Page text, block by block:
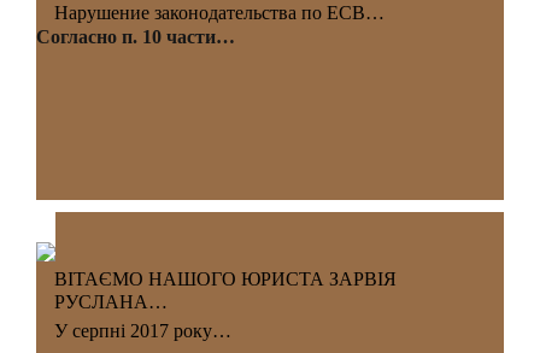
Нарушение законодательства по ЕСВ…
Согласно п. 10 части…
ВІТАЄМО НАШОГО ЮРИСТА ЗАРВІЯ
РУСЛАНА…
У серпні 2017 року…